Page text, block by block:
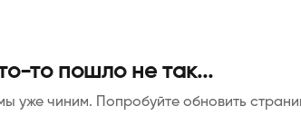
то пошло не так...
уже чиним. Попробуйте обновить